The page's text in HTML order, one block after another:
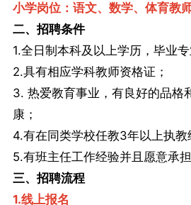
小学岗位：语文、数学、体育教
二、招聘条件
1.全日制本科及以上学历，毕业
2.具有相应学科教师资格证；
3. 热爱教育事业，有良好的品格
康；
4.有在同类学校任教3年以上执教
5.有班主任工作经验并且愿意承
三、招聘流程
1.线上报名